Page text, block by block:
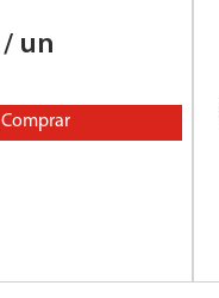
/ un
Comprar